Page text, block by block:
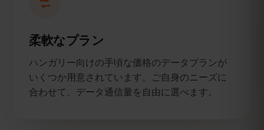
柔軟なプラン
ハンガリー向けの手頃な価格のデータプランが
いくつか用意されています。ご自身のニーズに
合わせて、データ通信量を自由に選べます。